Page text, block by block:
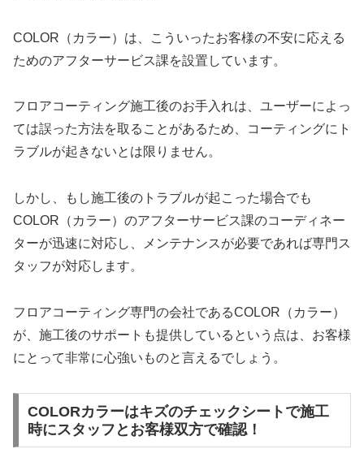
COLOR（カラー）は、こういったお客様の不安に応える
ためのアフターサービス課を設置しています。
フロアコーティング施工後のお手入れは、ユーザーによっ
ては誤った方法を取ることがあるため、コーティングにト
ラブルが起きないとは限りません。
しかし、もし施工後のトラブルが起こった場合でも
COLOR（カラー）のアフターサービス課のコーディネー
ターが迅速に対応し、メンテナンスが必要であれば専門ス
タッフが対応します。
フロアコーティング専門の会社であるCOLOR（カラー）
が、施工後のサポートも提供しているという点は、お客様
にとって非常に心強いものと言えるでしょう。
COLORカラーはキズのチェックシートで施工
時にスタッフとお客様双方で確認！